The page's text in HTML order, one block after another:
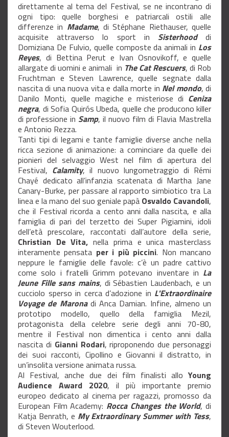
direttamente al tema del Festival, se ne incontrano di
ogni tipo: quelle borghesi e patriarcali ostili alle
differenze in Madame, di Stéphane Riethauser, quelle
acquisite attraverso lo sport in Sisterhooddi
Domiziana De Fulvio, quelle composte da animali in Los
Reyes, di Bettina Perut e Ivan Osnovikoff, e quelle
allargate di uomini e animali in The Cat Rescuers, di Rob
Fruchtman e Steven Lawrence, quelle segnate dalla
nascita di una nuova vita e dalla morte in Nel mondo, di
Danilo Monti, quelle magiche e misteriose di Ceniza
negra, di Sofia Quirós Ubeda, quelle che producono killer
di professione in Samp, il nuovo film di Flavia Mastrella
e Antonio Rezza.
Tanti tipi di legami e tante famiglie diverse anche nella
ricca sezione di animazione: a cominciare da quelle dei
pionieri del selvaggio West nel film di apertura del
Festival, Calamity, il nuovo lungometraggio di Rémi
Chayé dedicato all’infanzia scatenata di Martha Jane
Canary-Burke, per passare al rapporto simbiotico tra La
linea e la mano del suo geniale papà Osvaldo Cavandoli,
che il Festival ricorda a cento anni dalla nascita, e alla
famiglia di pari del terzetto dei Super Pigiamini, idoli
dell’età prescolare, raccontati dall’autore della serie,
Christian De Vita, nella prima e unica masterclass
interamente pensata per i più piccini. Non mancano
neppure le famiglie delle favole: c’è un padre cattivo
come solo i fratelli Grimm potevano inventare in La
Jeune Fille sans mains, di Sébastien Laudenbach, e un
cucciolo sperso in cerca d’adozione in L'Extraordinaire
Voyage de Maronadi Anca Damian. Infine, almeno un
prototipo modello, quello della famiglia Mezil,
protagonista della celebre serie degli anni 70-80,
mentre il Festival non dimentica i cento anni dalla
nascita di Gianni Rodari, riproponendo due personaggi
dei suoi racconti, Cipollino e Giovanni il distratto, in
un’insolita versione animata russa.
Al Festival, anche due dei film finalisti alloYoung
Audience Award 2020, il più importante premio
europeo dedicato al cinema per ragazzi, promosso da
European Film Academy: Rocca Changes the World, di
Katja Benrath, e My Extraordinary Summer with Tess,
di Steven Wouterlood.